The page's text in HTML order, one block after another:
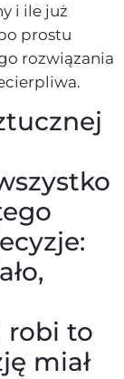
i ile już
prostu
rozwiązania
robi to
miał